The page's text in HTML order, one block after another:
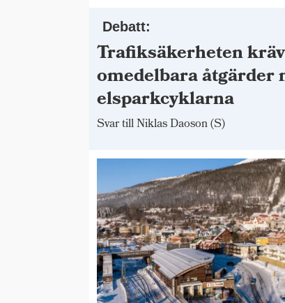
Debatt:
Trafiksäkerheten
omedelbara åtgärder
elsparkcyklarna
Svar till Niklas Daoson (S)